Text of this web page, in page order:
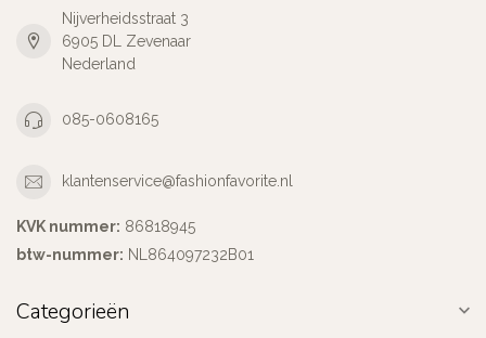
Nijverheidsstraat 3
6905 DL Zevenaar
Nederland
085-0608165
klantenservice@fashionfavorite.nl
KVK nummer: 86818945
btw-nummer: NL864097232B01
Categorieën